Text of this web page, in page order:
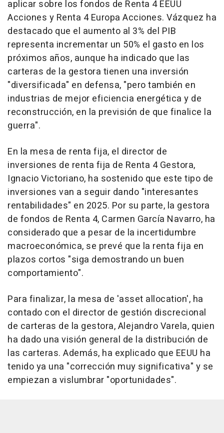
aplicar sobre los fondos de Renta 4 EEUU
Acciones y Renta 4 Europa Acciones. Vázquez ha
destacado que el aumento al 3% del PIB
representa incrementar un 50% el gasto en los
próximos años, aunque ha indicado que las
carteras de la gestora tienen una inversión
"diversificada" en defensa, "pero también en
industrias de mejor eficiencia energética y de
reconstrucción, en la previsión de que finalice la
guerra".
En la mesa de renta fija, el director de
inversiones de renta fija de Renta 4 Gestora,
Ignacio Victoriano, ha sostenido que este tipo de
inversiones van a seguir dando "interesantes
rentabilidades" en 2025. Por su parte, la gestora
de fondos de Renta 4, Carmen García Navarro, ha
considerado que a pesar de la incertidumbre
macroeconómica, se prevé que la renta fija en
plazos cortos "siga demostrando un buen
comportamiento".
Para finalizar, la mesa de 'asset allocation', ha
contado con el director de gestión discrecional
de carteras de la gestora, Alejandro Varela, quien
ha dado una visión general de la distribución de
las carteras. Además, ha explicado que EEUU ha
tenido ya una "corrección muy significativa" y se
empiezan a vislumbrar "oportunidades".